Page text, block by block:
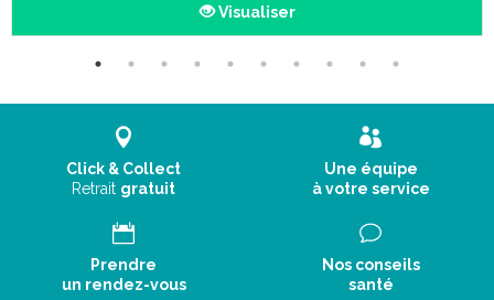
Visualiser
Click & Collect
Retrait gratuit
Une équipe
à votre service
Prendre
un rendez-vous
Nos conseils
santé